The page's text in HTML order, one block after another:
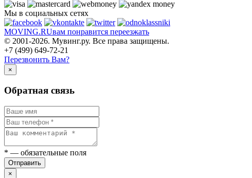
Мы в социальных сетях
MOVING.RUвам понравится переезжать
© 2001-2026. Мувинг.ру. Все права защищены.
+7 (499) 649-72-21
Перезвонить Вам?
×
Обратная связь
* — обязательные поля
Отправить
×